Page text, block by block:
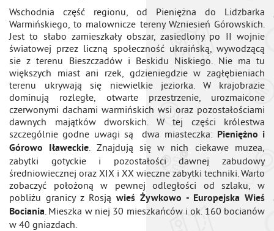
Wschodnia część regionu, od Pieniężna do Lidzbarka
Warmińskiego, to malownicze tereny Wzniesień Górowskich.
Jest to słabo zamieszkały obszar, zasiedlony po II wojnie
światowej przez liczną społeczność ukraińską, wywodzącą
sie z terenu Bieszczadów i Beskidu Niskiego. Nie ma tu
większych miast ani rzek, gdzieniegdzie w zagłębieniach
terenu ukrywają się niewielkie jeziorka. W krajobrazie
dominują rozległe, otwarte przestrzenie, urozmaicone
czerwonymi dachami warmińskich wsi oraz pozostałościami
dawnych majątków dworskich. W tej części królestwa
szczególnie godne uwagi są dwa miasteczka: Pieniężno i
Górowo Iławeckie. Znajdują się w nich ciekawe muzea,
zabytki gotyckie i pozostałości dawnej zabudowy
średniowiecznej oraz XIX i XX wieczne zabytki techniki. Warto
zobaczyć położoną w pewnej odległości od szlaku, w
pobliżu granicy z Rosją wieś Żywkowo - Europejska Wieś
Bociania. Mieszka w niej 30 mieszkańców i ok. 160 bocianów
w 40 gniazdach.